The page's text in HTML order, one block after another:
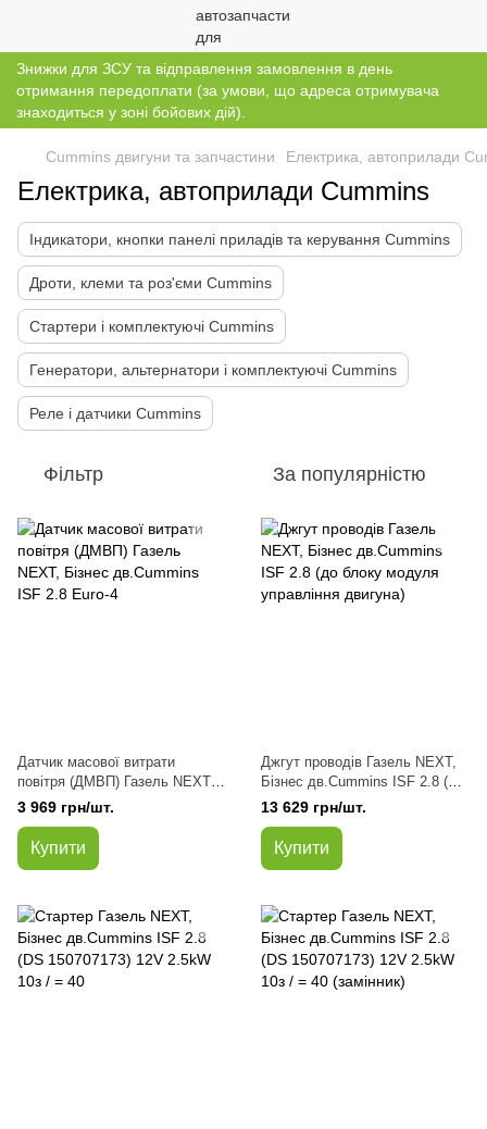
Знижки для ЗСУ та відправлення замовлення в день
отримання передоплати (за умови, що адреса отримувача
знаходиться у зоні бойових дій).
Cummins двигуни та запчастини Електрика, автоприлади
Електрика, автоприлади Cummins
Індикатори, кнопки панелі приладів та керування Cummins
Дроти, клеми та роз'єми Cummins
Стартери і комплектуючі Cummins
Генератори, альтернатори і комплектуючі Cummins
Реле і датчики Cummins
Фільтр За популярністю
Датчик масової витрати
повітря (ДМВП) Газель NEXT,
Бізнес дв.Cummins ISF 2.8
3 969 грн/шт.
Купити
Джгут проводів Газель NEXT,
Бізнес дв.Cummins ISF 2.8 (до
блоку модуля управління
13 629 грн/шт.
Купити